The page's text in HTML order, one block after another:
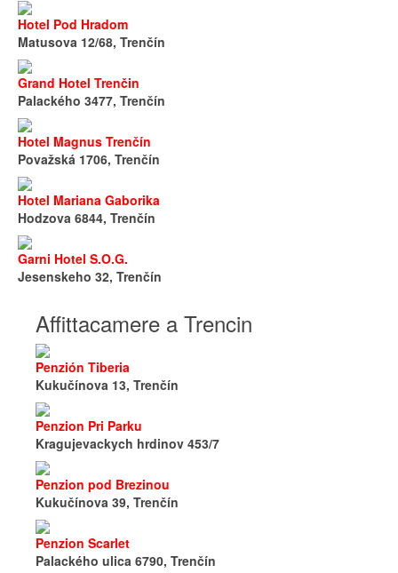
Hotel Pod Hradom
Matusova 12/68, Trenčín
Grand Hotel Trenčin
Palackého 3477, Trenčín
Hotel Magnus Trenčín
Považská 1706, Trenčín
Hotel Mariana Gaborika
Hodzova 6844, Trenčín
Garni Hotel S.O.G.
Jesenskeho 32, Trenčín
Affittacamere a Trencin
Penzión Tiberia
Kukučínova 13, Trenčín
Penzion Pri Parku
Kragujevackych hrdinov 453/7
Penzion pod Brezinou
Kukučínova 39, Trenčín
Penzion Scarlet
Palackého ulica 6790, Trenčín